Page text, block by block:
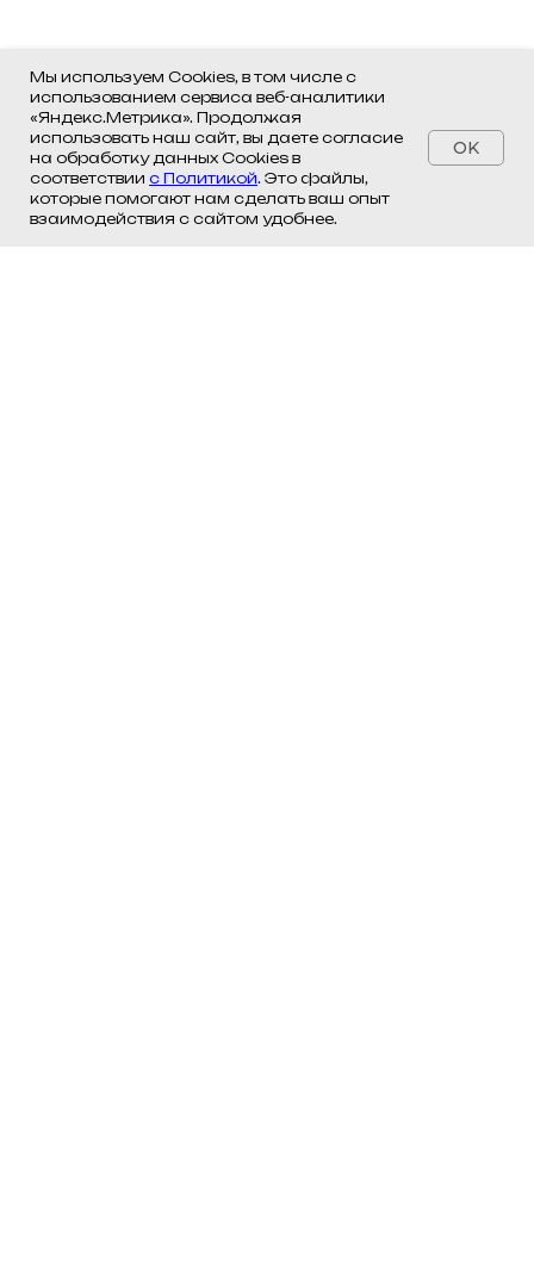
Мы используем Cookies, в том числе с
использованием сервиса веб-аналитики
«Яндекс.Метрика». Продолжая
использовать наш сайт, вы даете согласие
на обработку данных Cookies в
соответствии с Политикой. Это файлы,
которые помогают нам сделать ваш опыт
взаимодействия с сайтом удобнее.
OK